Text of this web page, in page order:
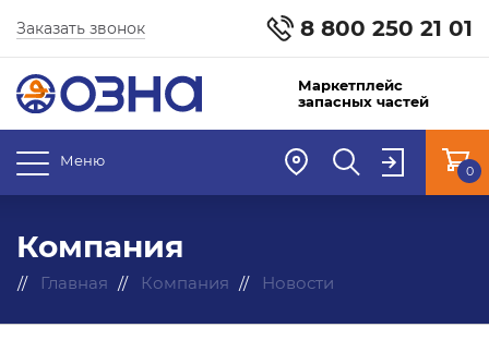
8 800 250 21 01
Заказать звонок
Маркетплейс
запасных частей
Меню
0
Компания
Главная Компания Новости